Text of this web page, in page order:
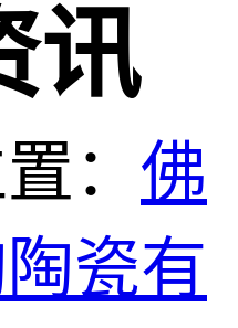
讯
： 佛
瓷有